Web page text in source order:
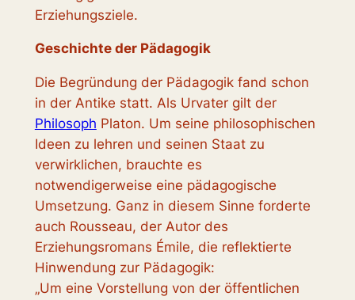
Erziehungsziele.
Geschichte der Pädagogik
Die Begründung der Pädagogik fand schon
in der Antike statt. Als Urvater gilt der
Philosoph Platon. Um seine philosophischen
Ideen zu lehren und seinen Staat zu
verwirklichen, brauchte es
notwendigerweise eine pädagogische
Umsetzung. Ganz in diesem Sinne forderte
auch Rousseau, der Autor des
Erziehungsromans Émile, die reflektierte
Hinwendung zur Pädagogik:
„Um eine Vorstellung von der öffentlichen